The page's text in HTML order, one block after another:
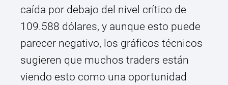
caída por debajo del nivel crítico de
109.588 dólares, y aunque esto puede
parecer negativo, los gráficos técnicos
sugieren que muchos traders están
viendo esto como una oportunidad